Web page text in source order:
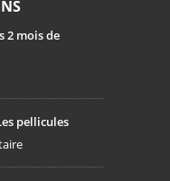
2 mois de
pellicules